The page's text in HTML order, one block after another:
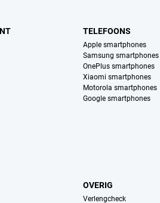
TELEFOONS
Apple smartphones
Samsung smartphones
OnePlus smartphones
Xiaomi smartphones
Motorola smartphones
Google smartphones
OVERIG
Verlengcheck